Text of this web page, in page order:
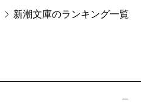
新潮文庫のランキング一覧